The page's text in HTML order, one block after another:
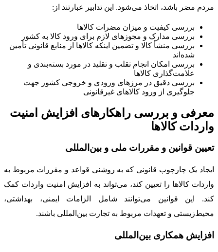
مردم مضر باشد، اتخاذ می‌شود. این تدابیر عبارتند از:
بررسی کیفیت و میزان مضرات کالاها
بررسی مدارک و مجوزهای لازم برای ورود کالا به کشور
بررسی منشأ کالا و تضمین اینکه کالاها از منابع قانونی تأمین
شده‌اند
بررسی امکان انجام تقلب و تقلید در مورد بسته‌بندی و
علامت‌گذاری کالاها
بررسی دقیق در مرزهای ورودی و خروجی کشور جهت
جلوگیری از ورود کالاهای غیرقانونی
معرفی و بررسی راهکارهای افزایش امنیت
واردات کالاها
تعیین قوانین و مقررات ملی و بین‌المللی
ایجاد یک چارچوب قانونی که به روشنی قواعد و مقررات مربوط به
واردات کالاها را تعیین کند، می‌تواند به افزایش امنیت واردات کمک
کند. این قوانین می‌توانند شامل الزامات ایمنی، بهداشتی،
محیط‌زیستی و تعهدات مربوط به تجارت بین‌المللی باشند.
افزایش همکاری بین‌المللی